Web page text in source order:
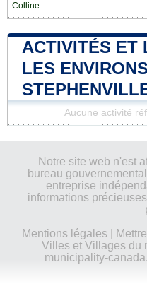
Colline
ACTIVITÉS ET
LES
Aucune activité
Notre site web n'est
bureau
entreprise
informations
Mentions légales|
Villes et Villages du
municipality-